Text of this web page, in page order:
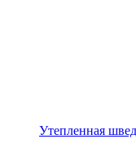
Утепленная